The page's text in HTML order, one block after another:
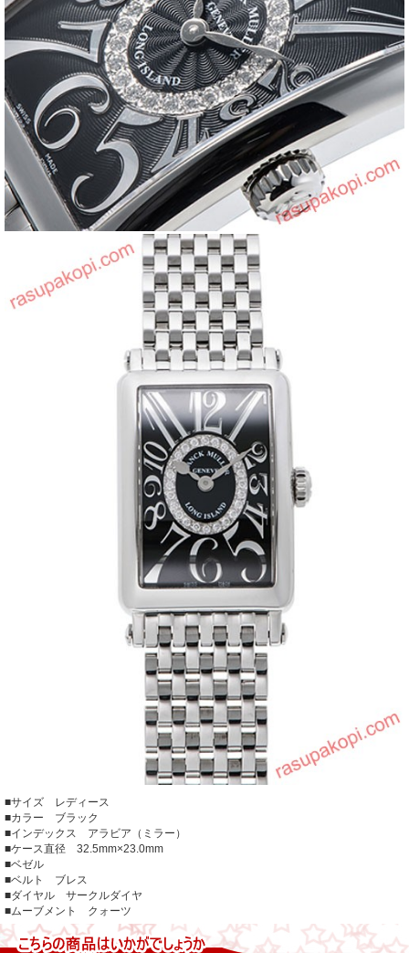
■サイズ レディース
■カラー ブラック
■インデックス アラビア（ミラー）
■ケース直径 32.5mm×23.0mm
■ベゼル
■ベルト ブレス
■ダイヤル サークルダイヤ
■ムーブメント クォーツ